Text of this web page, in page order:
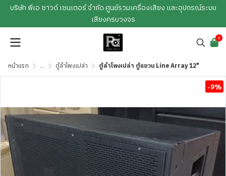
บริษัท พีเอ ซาวด์ เซนเตอร์ จำกัด ศูนย์รวมเครื่องเสียง และอุปกรณ์ระบบ
เสียงครบวงจร
0
หน้าแรก ... ตู้ลำโพงเปล่า ตู้ลำโพงเปล่า ตู้แขวน Line Array 12"
-9%